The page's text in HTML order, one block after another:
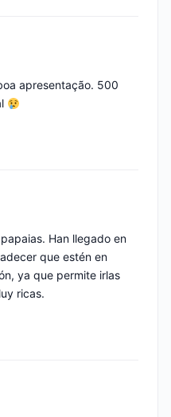
apresentação. 500
Han llegado en
que estén en
ya que permite irlas
ricas.